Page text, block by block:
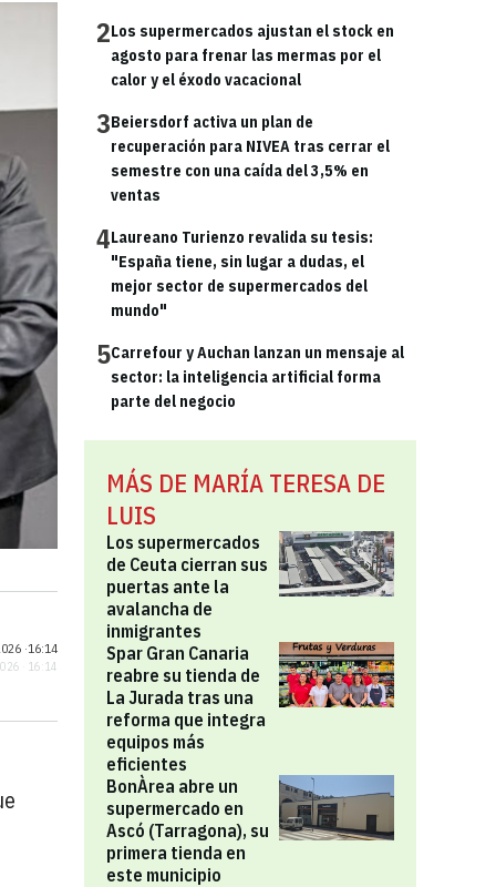
2Los supermercados ajustan el stock en
agosto para frenar las mermas por el
calor y el éxodo vacacional
3Beiersdorf activa un plan de
recuperación para NIVEA tras cerrar el
semestre con una caída del 3,5% en
ventas
4Laureano Turienzo revalida su tesis:
"España tiene, sin lugar a dudas, el
mejor sector de supermercados del
mundo"
5Carrefour y Auchan lanzan un mensaje al
sector: la inteligencia artificial forma
parte del negocio
MÁS DE MARÍA TERESA DE
LUIS
Los supermercados
de Ceuta cierran sus
puertas ante la
avalancha de
inmigrantes
Spar Gran Canaria
reabre su tienda de
La Jurada tras una
reforma que integra
equipos más
eficientes
BonÀrea abre un
supermercado en
Ascó (Tarragona), su
primera tienda en
este municipio
·16:14
· 16:14